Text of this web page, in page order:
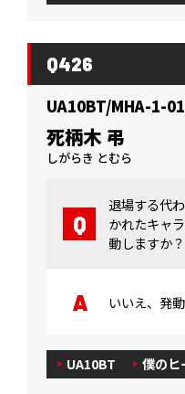
Q426
UA10BT/MHA-1-
死柄木 弔
しがらき とむら
退場する代
かれたキャ
動しますか？
いいえ、発
UA10BT 僕のヒ